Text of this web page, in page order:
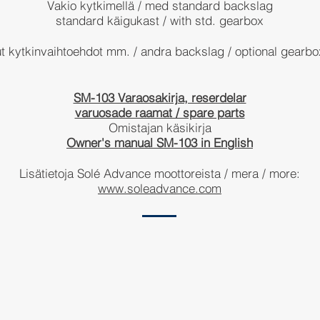
Vakio kytkimellä / med standard backslag
standard käigukast / with std. gearbox
kytkinvaihtoehdot mm. / andra backslag / optional
SM-103 Varaosakirja, reserdelar
varuosade raamat / spare parts
Omistajan käsikirja
Owner's manual SM-103 in English
Lisätietoja Solé Advance moottoreista / mera / more:
www.soleadvance.com